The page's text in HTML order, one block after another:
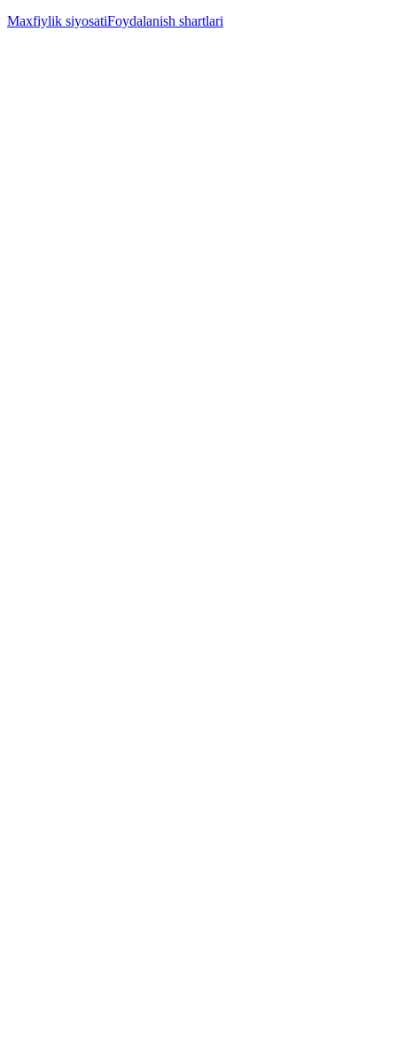
Maxfiylik siyosatiFoydalanish shartlari